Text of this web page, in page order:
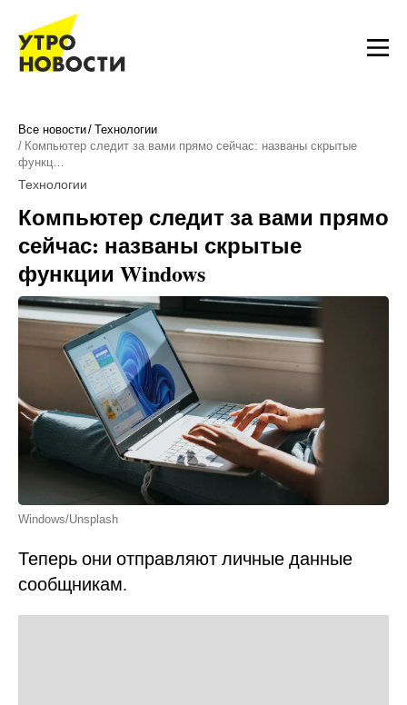
Все новости Технологии
Компьютер следит за вами прямо сейчас: названы скрытые
функц…
Технологии
Компьютер следит за вами прямо
сейчас: названы скрытые
функции Windows
Windows/Unsplash
Теперь они отправляют личные данные
сообщникам.